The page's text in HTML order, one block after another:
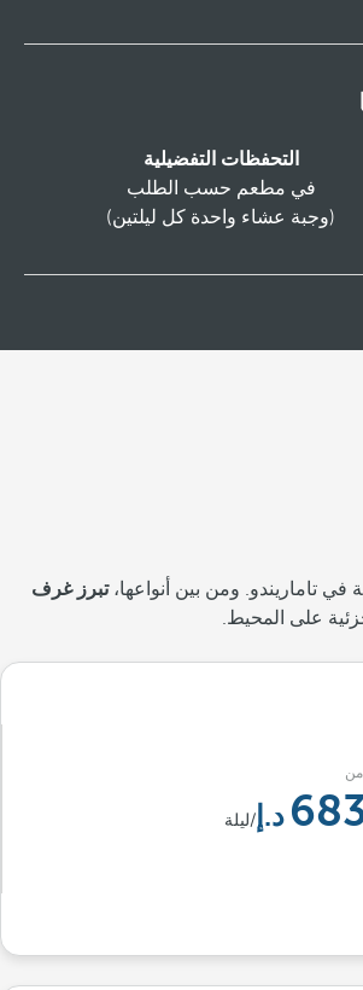
التحفظات التفضيلية
في مطعم حسب الطلب
(وجبة عشاء واحدة كل ليلتين)
في تاماريندو. ومن بين أنواعها،تبرز غرف
على المحيط.
من
/ليلة